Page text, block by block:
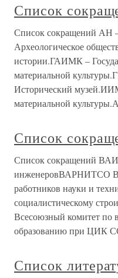
Список
Список сокращений АН
Археологическое
истории.ГАИМК –
материальной
Исторический
материальной
Список
Список сокращений ВАИ
инженеровВАРНИТСО
работников науки и
социалистическому
Всесоюзный комитет по
образованию при ЦИК
Список